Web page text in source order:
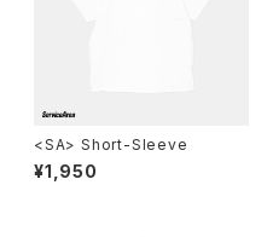
<SA> Short-Sleeve
¥1,950